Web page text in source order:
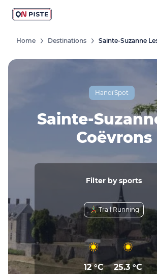
Home Destinations
Handi'Spot
Sainte-
Coëvrons
Filter by sports
Trail Running
12 °C 25.3 °C